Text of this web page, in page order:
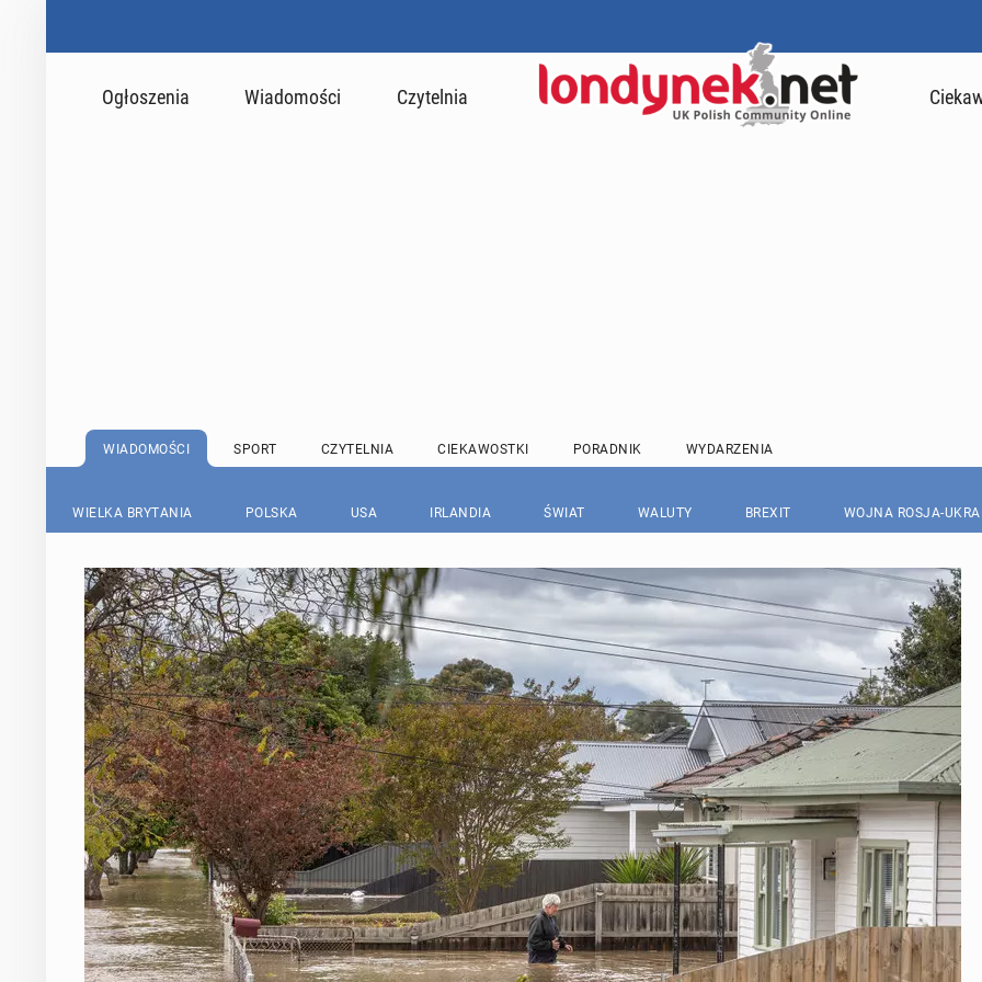
Ogłoszenia Wiadomości Czytelnia
WIADOMOŚCI SPORT CZYTELNIA CIEKAWOSTKI PORADNIK WYDARZENIA
WIELKA BRYTANIA POLSKA USA IRLANDIA ŚWIAT WALUTY BREXIT WOJNA ROSJA-